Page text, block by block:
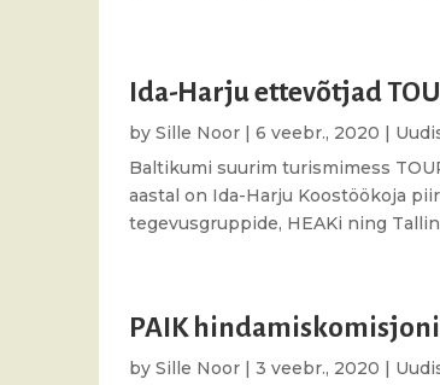
Ida-Harju ettevõtjad
by Sille Noor | 6 veebr., 2020 |
Baltikumi suurim turismimess
aastal on Ida-Harju Koostöökoja
tegevusgruppide, HEAKi ning
PAIK
by Sille Noor | 3 veebr., 2020 |